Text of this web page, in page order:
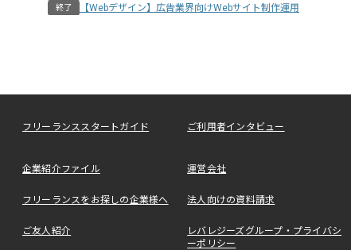
終了 【Webデザイン】広告業界向けWebサイト制作運用
フリーランススタートガイド ご利用者インタビュー
企業紹介ファイル 運営会社
フリーランスをお探しの企業様へ 法人向けの資料請求
ご友人紹介
レバレジーズグループ・プライバシ
ーポリシー